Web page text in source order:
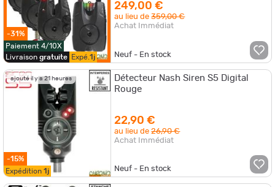
-31%
Paiement 4/10X
Livraison gratuite Expé. 1j
249,00 €
au lieu de359,00 €
Achat Immédiat
Neuf - En stock
ajouté il y a 21 heures
-15%
Expédition 1j
Détecteur Nash Siren S5 Digital
Rouge
22,90 €
au lieu de26,90 €
Achat Immédiat
Neuf - En stock